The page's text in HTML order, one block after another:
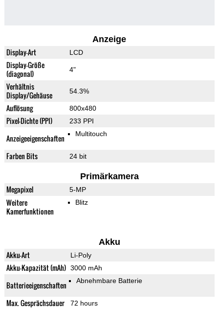
Anzeige
Display-Art LCD
Display-Größe
(diagonal)
4"
Verhältnis
Display/Gehäuse
54.3%
Auflösung 800x480
Pixel-Dichte (PPI) 233 PPI
Anzeigeeigenschaften Multitouch
Farben Bits 24 bit
Primärkamera
Megapixel 5-MP
Weitere
Kamerfunktionen
Blitz
Akku
Akku-Art Li-Poly
Akku-Kapazität (mAh) 3000 mAh
Batterieeigenschaften Abnehmbare Batterie
Max. Gesprächsdauer 72 hours